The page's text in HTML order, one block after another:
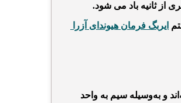
از ثانیه باد می شود.
ایربگ فرمان هیوندای آزرا
و به‌وسیله سیم به واحد